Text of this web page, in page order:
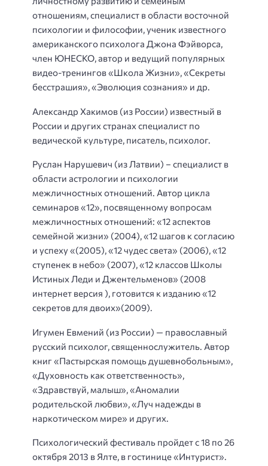
отношениям, специалист в области восточной
психологии и философии, ученик известного
американского психолога Джона Фэйворса,
член ЮНЕСКО, автор и ведущий популярных
видео-тренингов «Школа Жизни», «Секреты
бесстрашия», «Эволюция сознания» и др.
Александр Хакимов (из России) известный в
России и других странах специалист по
ведической культуре, писатель, психолог.
Руслан Нарушевич (из Латвии) – специалист в
области астрологии и психологии
межличностных отношений. Автор цикла
семинаров «12», посвященному вопросам
межличностных отношений: «12 аспектов
семейной жизни» (2004), «12 шагов к согласию
и успеху «(2005), «12 чудес света» (2006), «12
ступенек в небо» (2007), «12 классов Школы
Истиных Леди и Джентельменов» (2008
интернет версия ), готовится к изданию «12
секретов для двоих»(2009).
Игумен Евмений (из России) — православный
русский психолог, священнослужитель. Автор
книг «Пастырская помощь душевнобольным»,
«Духовность как ответственность»,
«Здравствуй, малыш», «Аномалии
родительской любви», «Луч надежды в
наркотическом мире» и других.
Психологический фестиваль пройдет с 18 по 26
октября 2013 в Ялте, в гостинице «Интурист».